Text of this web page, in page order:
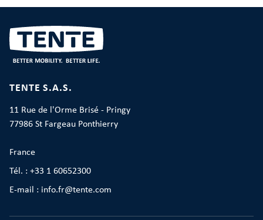
TENTE S.A.S.
11 Rue de l'Orme Brisé - Pringy
77986 St Fargeau Ponthierry
France
Tél. : +33 1 60652300
E-mail : info.fr@tente.com